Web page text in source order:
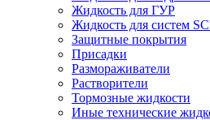
Жидкость для ГУР
Жидкость для систем
Защитные покрытия
Присадки
Размораживатели
Растворители
Тормозные жидкости
Иные технические